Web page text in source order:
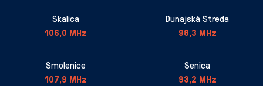
Skalica
106,0 MHz
Dunajská Streda
98,3 MHz
Smolenice
107,9 MHz
Senica
93,2 MHz